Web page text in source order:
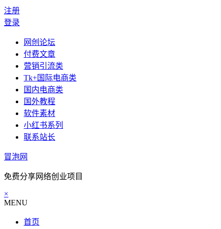
注册
登录
网创论坛
付费文章
营销引流类
Tk+国际电商类
国内电商类
国外教程
软件素材
小红书系列
联系站长
冒泡网
免费分享网络创业项目
×
MENU
首页